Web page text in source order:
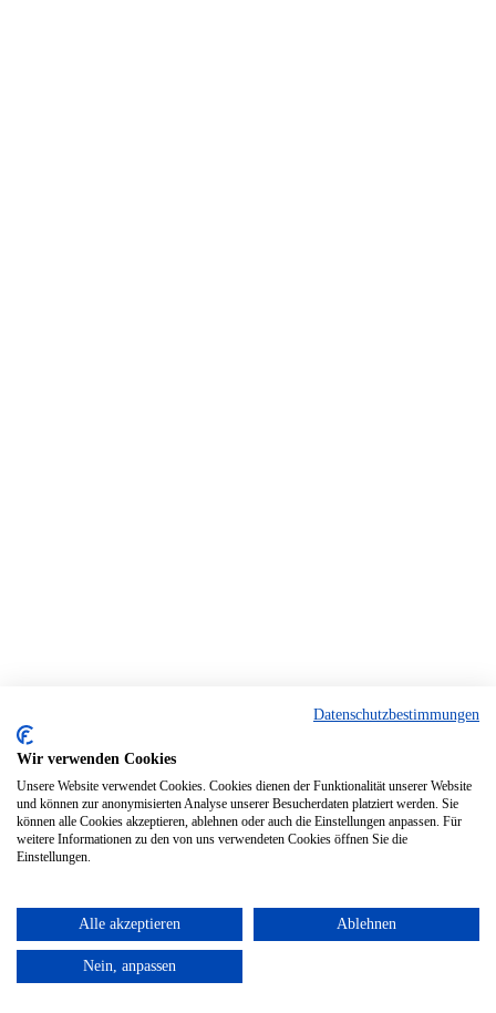
Datenschutzbestimmungen
Wir verwenden Cookies
Unsere Website verwendet Cookies. Cookies dienen der Funktionalität unserer Website
und können zur anonymisierten Analyse unserer Besucherdaten platziert werden. Sie
können alle Cookies akzeptieren, ablehnen oder auch die Einstellungen anpassen. Für
weitere Informationen zu den von uns verwendeten Cookies öffnen Sie die
Einstellungen.
Alle akzeptieren Ablehnen
Nein, anpassen